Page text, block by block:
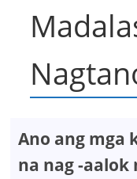
Ano ang mga
na nag -aalok